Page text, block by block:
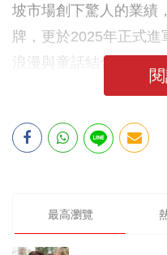
坡市場創下驚人的業績
牌，更於2025年正式
浪漫與童話結合的旋風！
最高瀏覽